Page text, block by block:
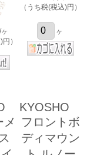
）
（うち税(税込)円）
ヶ
KYOSHO
フロントボ
ディマウン